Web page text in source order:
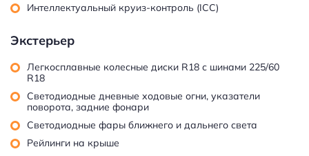
Интеллектуальный круиз-контроль (ICC)
Экстерьер
Легкосплавные колесные диски R18 с шинами 225/60
R18
Светодиодные дневные ходовые огни, указатели
поворота, задние фонари
Светодиодные фары ближнего и дальнего света
Рейлинги на крыше